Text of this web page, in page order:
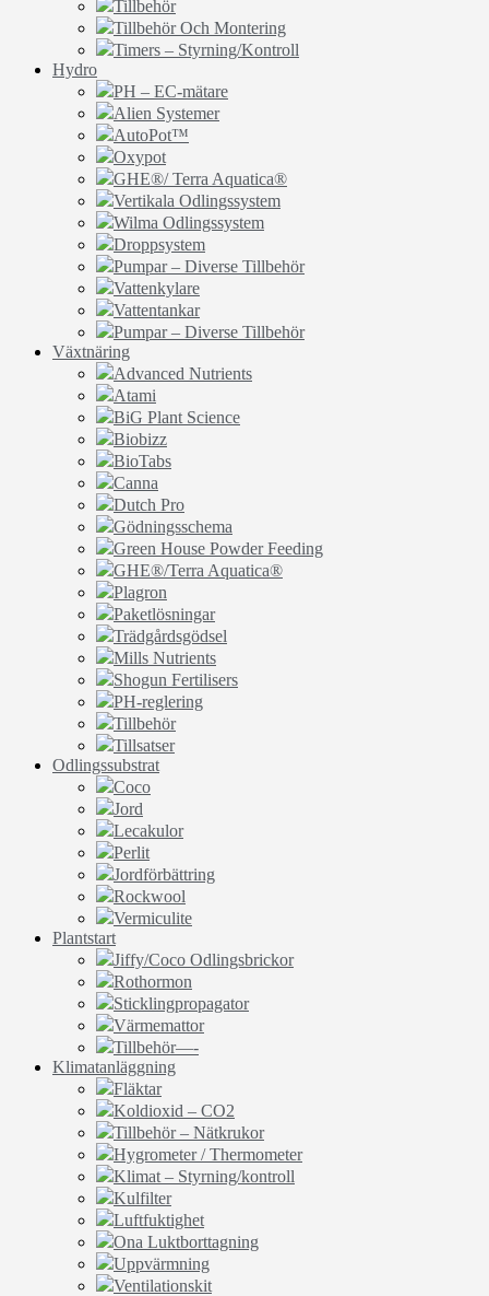
Tillbehör
Tillbehör Och Montering
Timers – Styrning/Kontroll
Hydro
PH – EC-mätare
Alien Systemer
AutoPot™
Oxypot
GHE®/ Terra Aquatica®
Vertikala Odlingssystem
Wilma Odlingssystem
Droppsystem
Pumpar – Diverse Tillbehör
Vattenkylare
Vattentankar
Pumpar – Diverse Tillbehör
Växtnäring
Advanced Nutrients
Atami
BiG Plant Science
Biobizz
BioTabs
Canna
Dutch Pro
Gödningsschema
Green House Powder Feeding
GHE®/Terra Aquatica®
Plagron
Paketlösningar
Trädgårdsgödsel
Mills Nutrients
Shogun Fertilisers
PH-reglering
Tillbehör
Tillsatser
Odlingssubstrat
Coco
Jord
Lecakulor
Perlit
Jordförbättring
Rockwool
Vermiculite
Plantstart
Jiffy/Coco Odlingsbrickor
Rothormon
Sticklingpropagator
Värmemattor
Tillbehör—-
Klimatanläggning
Fläktar
Koldioxid – CO2
Tillbehör – Nätkrukor
Hygrometer / Thermometer
Klimat – Styrning/kontroll
Kulfilter
Luftfuktighet
Ona Luktborttagning
Uppvärmning
Ventilationskit